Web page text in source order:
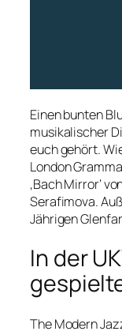
Einen bunten
musikalischer
euch gehört.
London
‚Bach Mirror‘
Serafimova.
Jährigen
In der
The Modern